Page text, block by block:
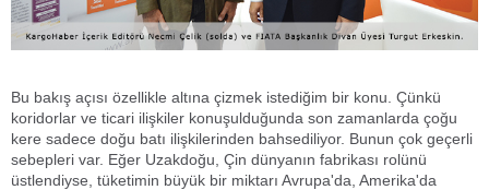
Bu bakış açısı özellikle altına çizmek istediğim bir konu. Çünkü
koridorlar ve ticari ilişkiler konuşulduğunda son zamanlarda çoğu
kere sadece doğu batı ilişkilerinden bahsediliyor. Bunun çok geçerli
sebepleri var. Eğer Uzakdoğu, Çin dünyanın fabrikası rolünü
üstlendiyse, tüketimin büyük bir miktarı Avrupa'da, Amerika'da